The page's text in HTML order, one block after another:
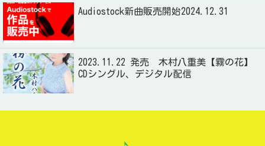
Audiostock新曲販売開始2024.12.31
2023.11.22 発売 木村八重美【霧の花】
CDシングル、デジタル配信